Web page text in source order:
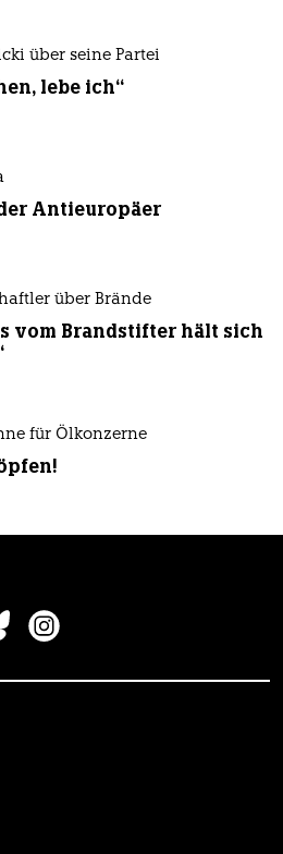
über seine Partei
lebe ich“
Antieuropäer
über Brände
vom Brandstifter hält sich
für Ölkonzerne